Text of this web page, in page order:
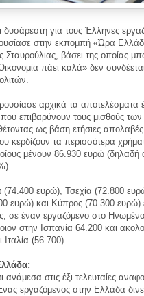
για τους Έλληνες
στην εκπομπή «Ώρα
Σταυρούλιας, βάσει της οποίας
πάει καλά» δεν
αρχικά τα αποτελέσματα
επιβαρύνουν τους μισθούς των
ως βάση ετήσιες
κερδίζουν τα περισσότερα
μένουν 86.930 ευρώ (δηλαδή
(74.400 ευρώ), Τσεχία (72.800
ευρώ) και Κύπρος (70.300 ευρώ)
σε έναν εργαζόμενο στο
στην Ισπανία 64.200 και
Ιταλία (56.700).
ανάμεσα στις έξι τελευταίες
εργαζόμενος στην Ελλάδα